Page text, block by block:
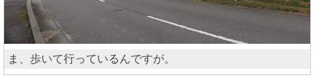
ま、歩いて行っているんですが。